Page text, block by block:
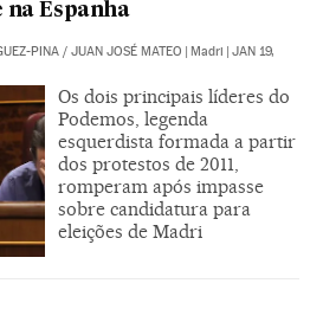
na Espanha
PINA / JUAN JOSÉ MATEO | Madri | JAN 19,
Os dois principais líderes do
Podemos, legenda
esquerdista formada a partir
dos protestos de 2011,
romperam após impasse
sobre candidatura para
eleições de Madri